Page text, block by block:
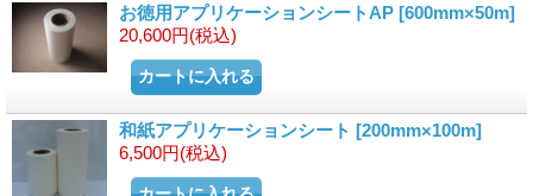
お徳用アプリケーションシートAP [600mm×50m]
20,600円(税込)
和紙アプリケーションシート [200mm×100m]
6,500円(税込)